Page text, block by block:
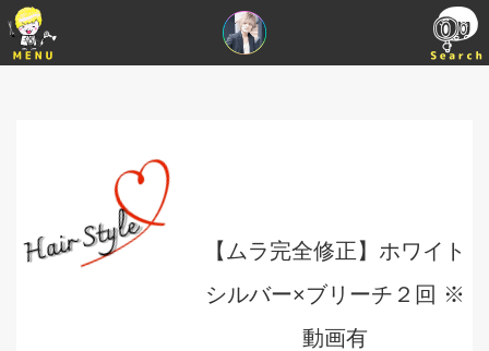
【ムラ完全修正】ホワイト
シルバー×ブリーチ２回 ※
動画有